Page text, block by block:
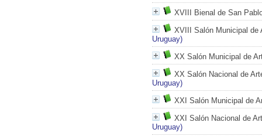
XVIII Bienal de San
XVIII Salón Municipal de
Uruguay)
XX Salón Municipal de
XX Salón Nacional de
Uruguay)
XXI Salón Municipal de
XXI Salón Nacional de
Uruguay)